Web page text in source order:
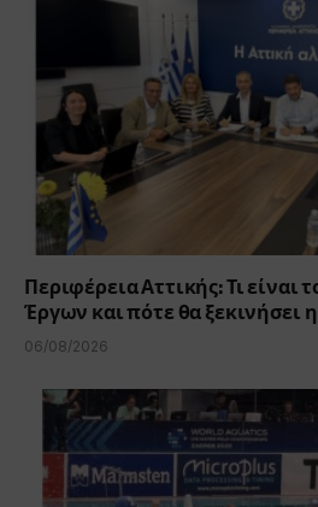
Περιφέρεια Αττικής: Τι είναι
Έργων και πότε θα ξεκινήσει
06/08/2026